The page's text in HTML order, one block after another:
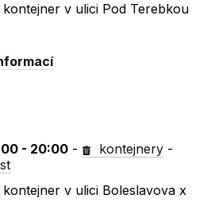
v ulici Pod Terebkou
- 20:00 - kontejnery -
v ulici Boleslavova x